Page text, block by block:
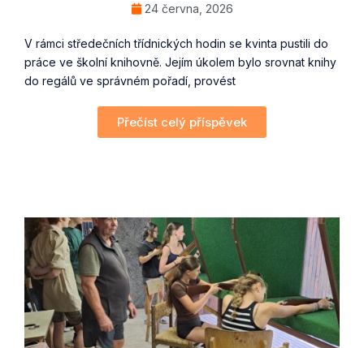
24 června, 2026
V rámci středečních třídnických hodin se kvinta pustili do
práce ve školní knihovně. Jejím úkolem bylo srovnat knihy
do regálů ve správném pořadí, provést
Přečíst celý příspěvek